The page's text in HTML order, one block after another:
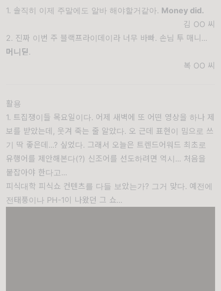
1. 솔직히 이제 주말에도 알바 해야할거같아. Money did.
김 OO 씨
2. 진짜 이번 주 블랙프라이데이라 너무 바빠. 손님 투 매니...
머니딛.
복 OO 씨
활용
1. 트집쟁이들 목요일이다. 어제 새벽에 또 어떤 영상을 하나 제
보를 받았는데, 웃겨 죽는 줄 알았다. 오 근데 표현이 밈으로 쓰
기 딱 좋은데...? 싶었다. 그래서 오늘은 트렌드어워드 최초로
유행어를 제안해본다(?) 신조어를 선도하려면 역시... 처음을
붙잡아야 한다고...
피식대학 피식쇼 컨텐츠를 다들 보았는가? 그거 맞다. 예전에
전태풍이나 PH-1이 나왔던 그 쇼...